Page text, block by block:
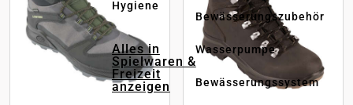
Hygiene
Alles in
Spielwaren &
Freizeit
anzeigen
Bewässerungszubehör
Wasserpumpe
Bewässerungssystem